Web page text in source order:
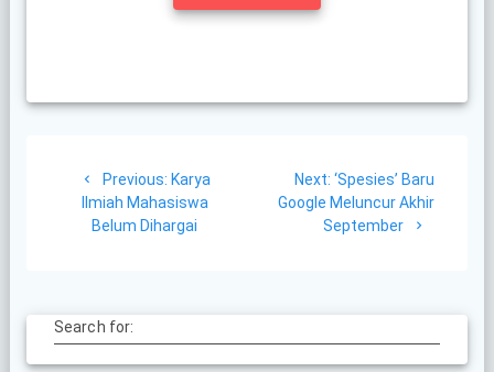
navigation
Previous: Previous
post:
Karya
Ilmiah Mahasiswa
Belum Dihargai
Next: Next
post:
‘Spesies’ Baru
Google Meluncur Akhir
September
Search for: